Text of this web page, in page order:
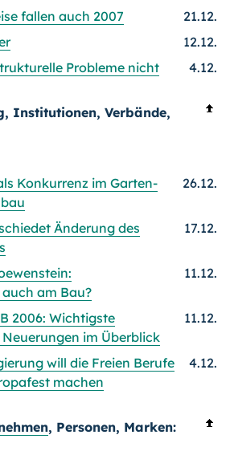
fallen auch 2007
21.12.
12.12.
Probleme nicht
4.12.
Institutionen, Verbände,
Konkurrenz im Garten-
26.12.
Änderung des
17.12.
am Bau?
11.12.
2006: Wichtigste
im Überblick
11.12.
will die Freien Berufe
machen
4.12.
, Personen, Marken: